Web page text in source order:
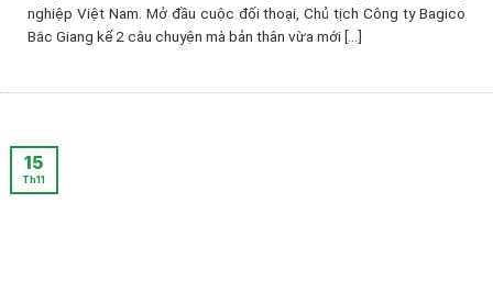
nghiệp Việt Nam. Mở đầu cuộc đối thoại, Chủ tịch Công ty Bagico
Bắc Giang kể 2 câu chuyện mà bản thân vừa mới [...]
15
Th11